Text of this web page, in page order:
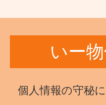
いー
個人情報の守秘